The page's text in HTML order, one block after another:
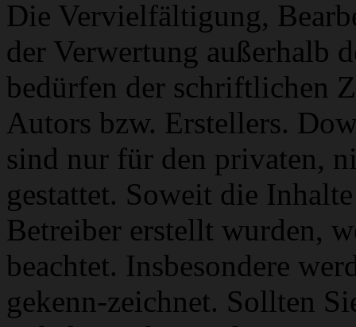
Die Vervielfältigung,
der Verwertung außerhalb
bedürfen der schriftlichen
Autors bzw. Erstellers.
sind nur für den privaten,
gestattet. Soweit die
Betreiber erstellt wurden,
beachtet. Insbesondere
gekenn-zeichnet. Sollten